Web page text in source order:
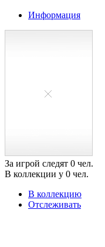
Информация
За игрой следят 0 чел.
В коллекции у 0 чел.
В коллекцию
Отслеживать